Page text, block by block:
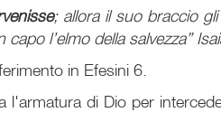
; allora il suo braccio
l’elmo della salvezza”
in Efesini 6.
di Dio per